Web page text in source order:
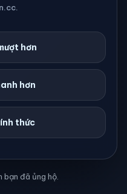
hơn
hơn
thức
bạn đã ủng hộ.